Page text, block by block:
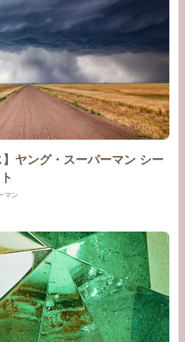
】ヤング・スーパーマン シー
マン